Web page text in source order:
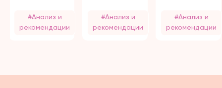
пострадавших
от
#Анализ и
рекомендации
пострадавших
от
#Анализ и
рекомендации
#Анализ и
рекомендации